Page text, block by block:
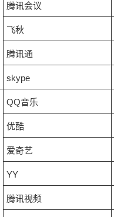
腾讯会议
飞秋
腾讯通
skype
QQ音乐
优酷
爱奇艺
YY
腾讯视频